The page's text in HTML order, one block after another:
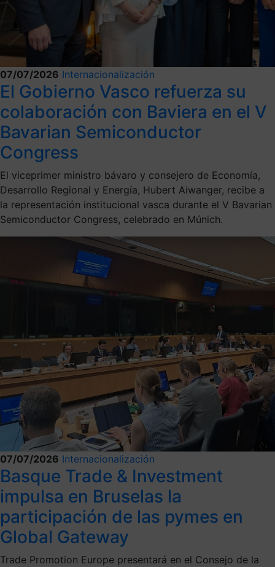
07/07/2026 Internacionalización
El Gobierno Vasco refuerza su
colaboración con Baviera en el V
Bavarian Semiconductor
Congress
El viceprimer ministro bávaro y consejero de Economía,
Desarrollo Regional y Energía, Hubert Aiwanger, recibe a
la representación institucional vasca durante el V Bavarian
Semiconductor Congress, celebrado en Múnich.
07/07/2026 Internacionalización
Basque Trade & Investment
impulsa en Bruselas la
participación de las pymes en
Global Gateway
Trade Promotion Europe presentará en el Consejo de la